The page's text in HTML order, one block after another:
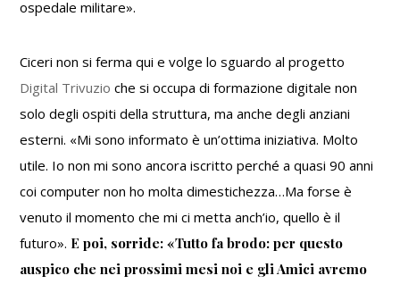
ospedale militare».
Ciceri non si ferma qui e volge lo sguardo al progetto
Digital Trivuzio che si occupa di formazione digitale non
solo degli ospiti della struttura, ma anche degli anziani
esterni. «Mi sono informato è un’ottima iniziativa. Molto
utile. Io non mi sono ancora iscritto perché a quasi 90 anni
coi computer non ho molta dimestichezza…Ma forse è
venuto il momento che mi ci metta anch’io, quello è il
futuro». E poi, sorride: «Tutto fa brodo: per questo
auspico che nei prossimi mesi noi e gli Amici avremo